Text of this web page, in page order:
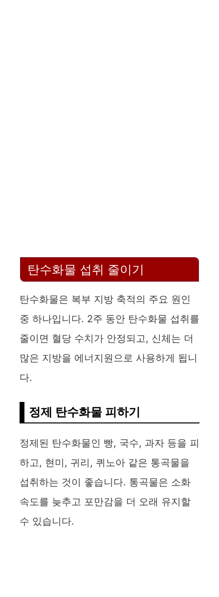
탄수화물 섭취 줄이기
탄수화물은 복부 지방 축적의 주요 원인
중 하나입니다. 2주 동안 탄수화물 섭취를
줄이면 혈당 수치가 안정되고, 신체는 더
많은 지방을 에너지원으로 사용하게 됩니
다.
정제 탄수화물 피하기
정제된 탄수화물인 빵, 국수, 과자 등을 피
하고, 현미, 귀리, 퀴노아 같은 통곡물을
섭취하는 것이 좋습니다. 통곡물은 소화
속도를 늦추고 포만감을 더 오래 유지할
수 있습니다.